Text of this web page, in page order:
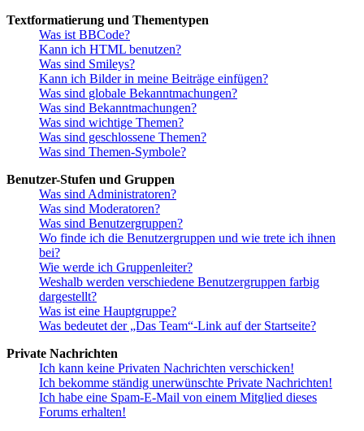
Textformatierung und Thementypen
Was ist BBCode?
Kann ich HTML benutzen?
Was sind Smileys?
Kann ich Bilder in meine Beiträge einfügen?
Was sind globale Bekanntmachungen?
Was sind Bekanntmachungen?
Was sind wichtige Themen?
Was sind geschlossene Themen?
Was sind Themen-Symbole?
Benutzer-Stufen und Gruppen
Was sind Administratoren?
Was sind Moderatoren?
Was sind Benutzergruppen?
Wo finde ich die Benutzergruppen und wie trete ich ihnen
bei?
Wie werde ich Gruppenleiter?
Weshalb werden verschiedene Benutzergruppen farbig
dargestellt?
Was ist eine Hauptgruppe?
Was bedeutet der „Das Team“-Link auf der Startseite?
Private Nachrichten
Ich kann keine Privaten Nachrichten verschicken!
Ich bekomme ständig unerwünschte Private Nachrichten!
Ich habe eine Spam-E-Mail von einem Mitglied dieses
Forums erhalten!